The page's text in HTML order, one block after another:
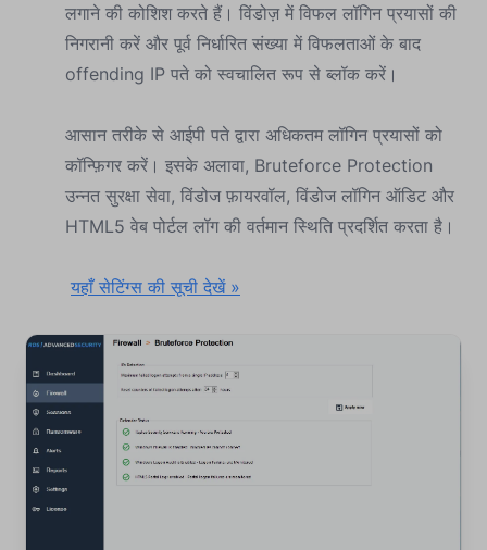
लगाने की कोशिश करते हैं। विंडोज़ में विफल लॉगिन प्रयासों की
निगरानी करें और पूर्व निर्धारित संख्या में विफलताओं के बाद
offending IP पते को स्वचालित रूप से ब्लॉक करें।
आसान तरीके से आईपी पते द्वारा अधिकतम लॉगिन प्रयासों को
कॉन्फ़िगर करें। इसके अलावा, Bruteforce Protection
उन्नत सुरक्षा सेवा, विंडोज फ़ायरवॉल, विंडोज लॉगिन ऑडिट और
HTML5 वेब पोर्टल लॉग की वर्तमान स्थिति प्रदर्शित करता है।
यहाँ सेटिंग्स की सूची देखें »